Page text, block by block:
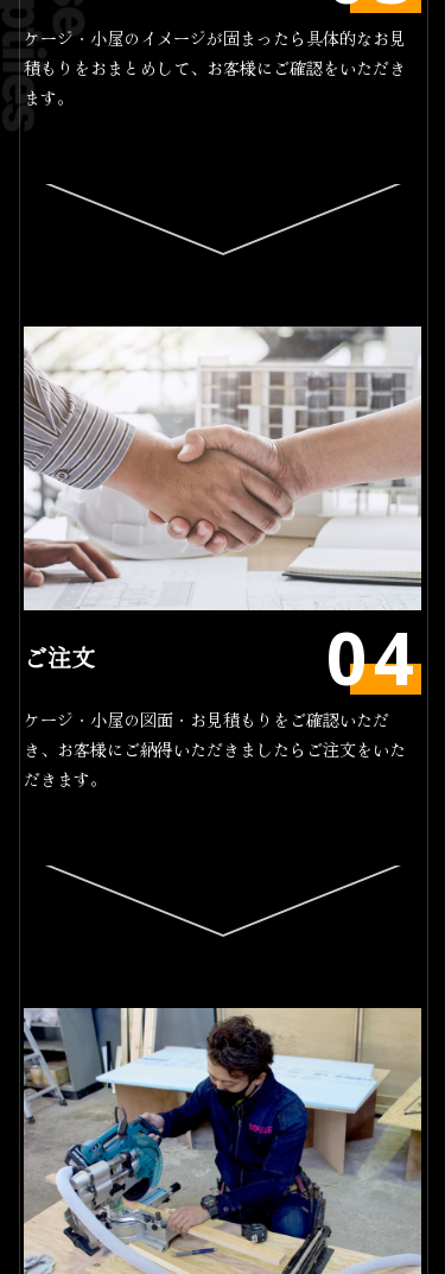
ケージ・小屋のイメージが固まったら具体的なお見
積もりをおまとめして、お客様にご確認をいただき
ます。
ご注文
ケージ・小屋の図面・お見積もりをご確認いただ
き、お客様にご納得いただきましたらご注文をいた
だきます。